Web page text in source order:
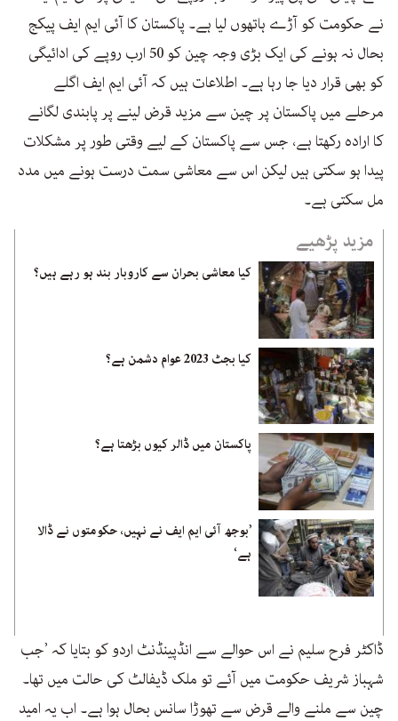
نے حکومت کو آڑے ہاتھوں لیا ہے۔ پاکستان کا آئی ایم ایف پیکج
بحال نہ ہونے کی ایک بڑی وجہ چین کو 50 ارب روپے کی ادائیگی
کو بھی قرار دیا جا رہا ہے۔ اطلاعات ہیں کہ آئی ایم ایف اگلے
مرحلے میں پاکستان پر چین سے مزید قرض لینے پر پابندی لگانے
کا ارادہ رکھتا ہے، جس سے پاکستان کے لیے وقتی طور پر مشکلات
پیدا ہو سکتی ہیں لیکن اس سے معاشی سمت درست ہونے میں مدد
مل سکتی ہے۔
مزید پڑھیے
کیا معاشی بحران سے کاروبار بند ہو رہے ہیں؟
کیا بجٹ 2023 عوام دشمن ہے؟
پاکستان میں ڈالر کیوں بڑھتا ہے؟
’بوجھ آئی ایم ایف نے نہیں، حکومتوں نے ڈالا
ہے‘
ڈاکٹر فرح سلیم نے اس حوالے سے انڈپینڈنٹ اردو کو بتایا کہ ’جب
شہباز شریف حکومت میں آئے تو ملک ڈیفالٹ کی حالت میں تھا۔
چین سے ملنے والے قرض سے تھوڑا سانس بحال ہوا ہے۔ اب یہ امید